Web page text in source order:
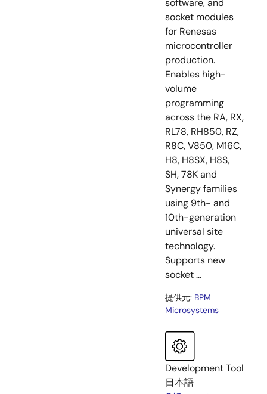
software, and
socket modules
for Renesas
microcontroller
production.
Enables high-
volume
programming
across the RA, RX,
RL78, RH850, RZ,
R8C, V850, M16C,
H8, H8SX, H8S,
SH, 78K and
Synergy families
using 9th- and
10th-generation
universal site
technology.
Supports new
socket ...
提供元: BPM
Microsystems
Development Tool
日本語